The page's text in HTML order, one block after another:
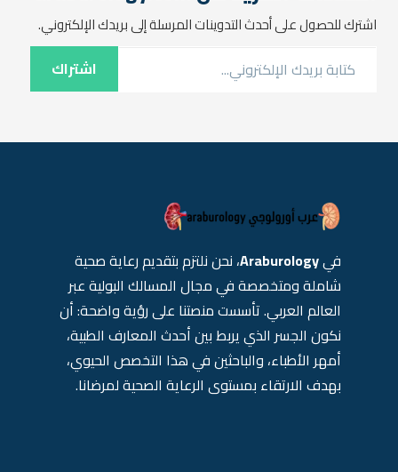
اشترك للحصول على أحدث التدوينات المرسلة إلى بريدك الإلكتروني.
اشتراك
فيAraburology، نحن نلتزم بتقديم رعاية صحية
شاملة ومتخصصة في مجال المسالك البولية عبر
العالم العربي. تأسست منصتنا على رؤية واضحة: أن
نكون الجسر الذي يربط بين أحدث المعارف الطبية،
أمهر الأطباء، والباحثين في هذا التخصص الحيوي،
بهدف الارتقاء بمستوى الرعاية الصحية لمرضانا.